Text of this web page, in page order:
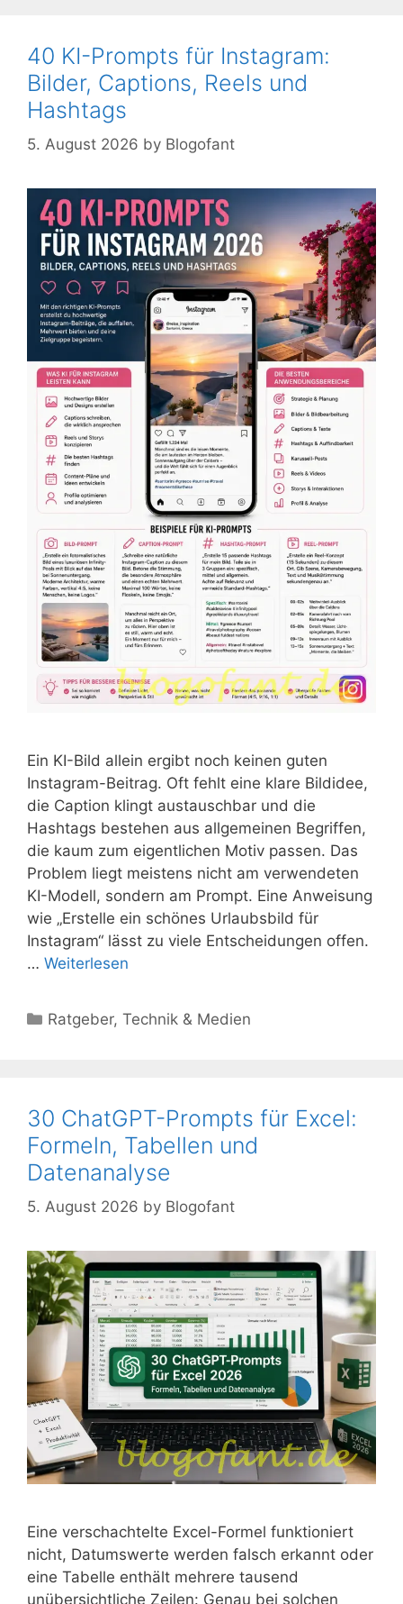
40 KI-Prompts für Instagram:
Bilder, Captions, Reels und
Hashtags
5. August 2026 by Blogofant
Ein KI-Bild allein ergibt noch keinen guten
Instagram-Beitrag. Oft fehlt eine klare Bildidee,
die Caption klingt austauschbar und die
Hashtags bestehen aus allgemeinen Begriffen,
die kaum zum eigentlichen Motiv passen. Das
Problem liegt meistens nicht am verwendeten
KI-Modell, sondern am Prompt. Eine Anweisung
wie „Erstelle ein schönes Urlaubsbild für
Instagram“ lässt zu viele Entscheidungen offen.
… Weiterlesen
Kategorien
Ratgeber,Technik & Medien
30 ChatGPT-Prompts für Excel:
Formeln, Tabellen und
Datenanalyse
5. August 2026 by Blogofant
Eine verschachtelte Excel-Formel funktioniert
nicht, Datumswerte werden falsch erkannt oder
eine Tabelle enthält mehrere tausend
unübersichtliche Zeilen: Genau bei solchen